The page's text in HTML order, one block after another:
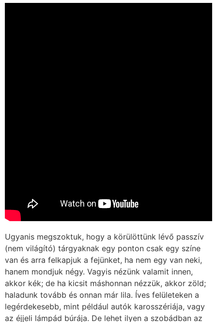
Ugyanis megszoktuk, hogy a körülöttünk lévő passzív
(nem világító) tárgyaknak egy ponton csak egy színe
van és arra felkapjuk a fejünket, ha nem egy van neki,
hanem mondjuk négy. Vagyis nézünk valamit innen,
akkor kék; de ha kicsit máshonnan nézzük, akkor zöld;
haladunk tovább és onnan már lila. Íves felületeken a
legérdekesebb, mint például autók karosszériája, vagy
az éjjeli lámpád búrája. De lehet ilyen a szobádban az